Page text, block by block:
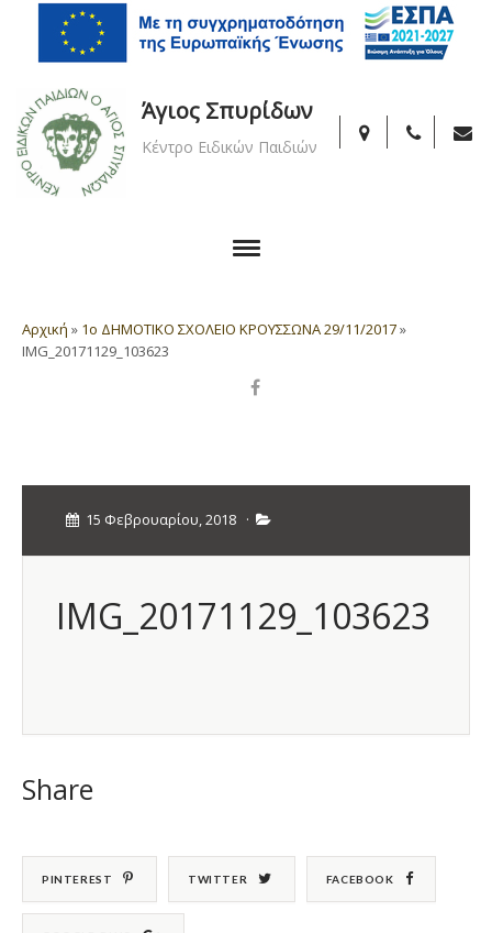
Άγιος Σπυρίδων
Κέντρο Ειδικών Παιδιών
Αρχική » 1ο ΔΗΜΟΤΙΚΟ ΣΧΟΛΕΙΟ ΚΡΟΥΣΣΩΝΑ 29/11/2017»
IMG_20171129_103623
15 Φεβρουαρίου, 2018 ·
IMG_20171129_103623
Share
PINTEREST TWITTER FACEBOOK